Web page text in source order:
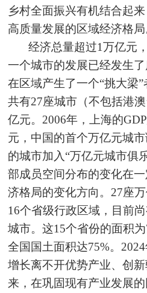
乡村全面振兴有机结合起
高质量发展的区域经济格局
经济总量超过1万亿元
一个城市的发展已经发生
在区域产生了一个“挑大梁
共有27座城市（不包括港
亿元。2006年，上海的
元，中国的首个万亿元城
的城市加入“万亿元城市俱
部成员空间分布的变化在
济格局的变化方向。27座
16个省级行政区域，目前
城市。这15个省份的面积
全国国土面积达75%。
增长离不开优势产业、创
来，在巩固现有产业发展